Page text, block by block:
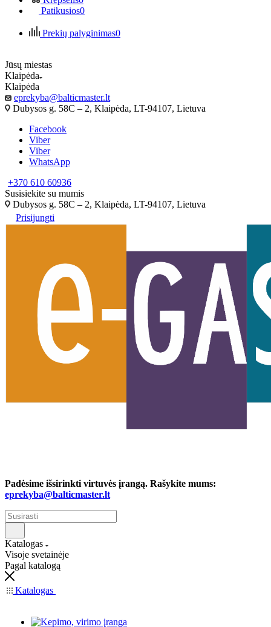
Patikusios0
Prekių palyginimas0
Jūsų miestas
Klaipėda
Klaipėda
eprekyba@balticmaster.lt
Dubysos g. 58C – 2, Klaipėda, LT-94107, Lietuva
Facebook
Viber
Viber
WhatsApp
+370 610 60936
Susisiekite su mumis
Dubysos g. 58C – 2, Klaipėda, LT-94107, Lietuva
Prisijungti
Padėsime išsirinkti virtuvės įrangą. Rašykite mums:
eprekyba@balticmaster.lt
Katalogas
Visoje svetainėje
Pagal katalogą
Katalogas